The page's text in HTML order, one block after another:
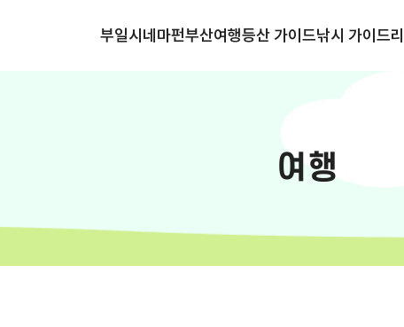
부일시네마펀부산여행등산 가이드낚시 가이드
여행